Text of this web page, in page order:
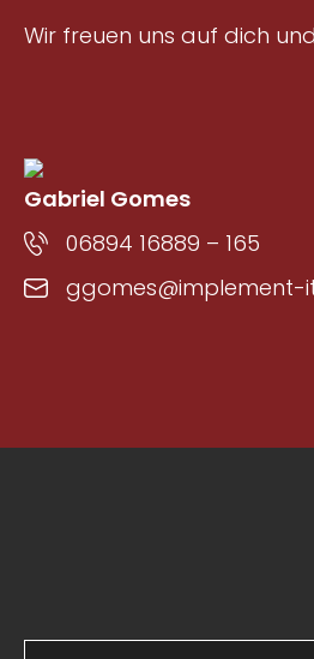
Wir freuen uns auf dich
Gabriel Gomes
06894 16889 – 165
ggomes@implement-